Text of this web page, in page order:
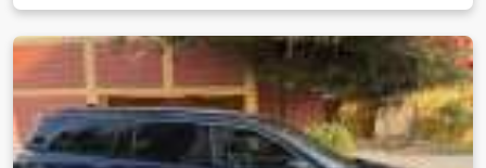
Maserati
Maxus
Mazda
McLaren